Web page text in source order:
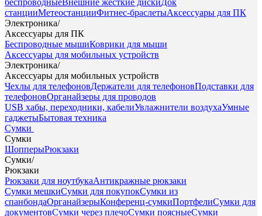
беспроводныеВнешние жесткие дискиДок
станцииМетеостанцииФитнес-браслетыАксессуары для ПК
Электроника/
Аксессуары для ПК
Беспроводные мышиКоврики для мыши
Аксессуары для мобильных устройств
Электроника/
Аксессуары для мобильных устройств
Чехлы для телефоновДержатели для телефоновПодставки для
телефоновОрганайзеры для проводов
USB хабы, переходники, кабелиУвлажнители воздухаУмные
гаджетыБытовая техника
Сумки
Сумки
ШопперыРюкзаки
Сумки/
Рюкзаки
Рюкзаки для ноутбукаАнтикражные рюкзаки
Сумки мешкиСумки для покупокСумки из
спанбондаОрганайзерыКонференц-сумкиПортфелиСумки для
документовСумки через плечоСумки поясныеСумки